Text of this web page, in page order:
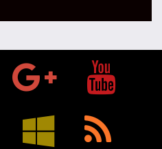
ও মানবিক নেতৃত্বের আন্তর্জাতিক
রহমানের
গৌরবোজ্জ্বল ভূমিকা ইতিহাসের
উদ্দিন আহমদ বীর বিক্রম
শিক্ষকরা সেই আলোর বাহক: তথ্যমন্ত্রী
নিষিদ্ধ ঘোষিত আ. লীগের কর্মী